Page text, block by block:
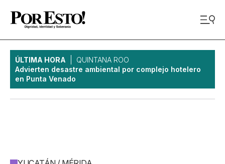
ÚLTIMA HORA
QUINTANA ROO
Advierten desastre ambiental por complejo hotelero
en Punta Venado